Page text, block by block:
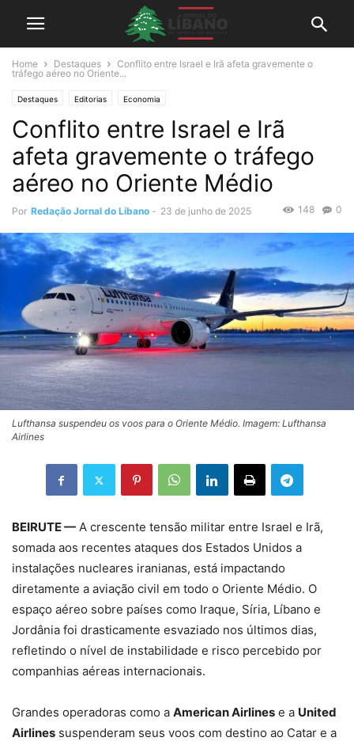
Home Destaques
Conflito entre Israel e Irã afeta gravemente o
tráfego aéreo no Oriente...
Destaques Editorias Economia
Conflito entre Israel e Irã
afeta gravemente o tráfego
aéreo no Oriente Médio
Por Redação Jornal do Líbano - 23 de junho de 2025 0
148
Lufthansa suspendeu os voos para o Oriente Médio. Imagem: Lufthansa
Airlines
BEIRUTE — A crescente tensão militar entre Israel e Irã,
somada aos recentes ataques dos Estados Unidos a
instalações nucleares iranianas, está impactando
diretamente a aviação civil em todo o Oriente Médio. O
espaço aéreo sobre países como Iraque, Síria, Líbano e
Jordânia foi drasticamente esvaziado nos últimos dias,
refletindo o nível de instabilidade e risco percebido por
companhias aéreas internacionais.
Grandes operadoras como a American Airlines e a United
Airlines suspenderam seus voos com destino ao Catar e a